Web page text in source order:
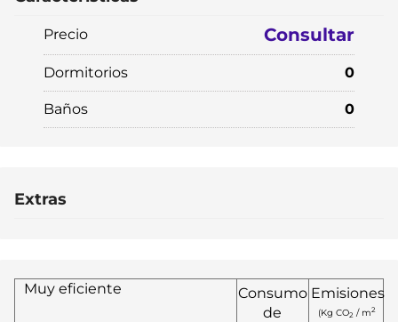
Precio Consultar
Dormitorios 0
Baños 0
Extras
Muy eficiente
Consumo
de
Emisiones
(Kg CO2 / m2